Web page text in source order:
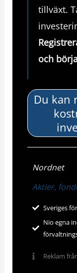
tillväxt.
och
Du kan
Nordnet
Aktier,
Sveriges
Nio egna
Reklam